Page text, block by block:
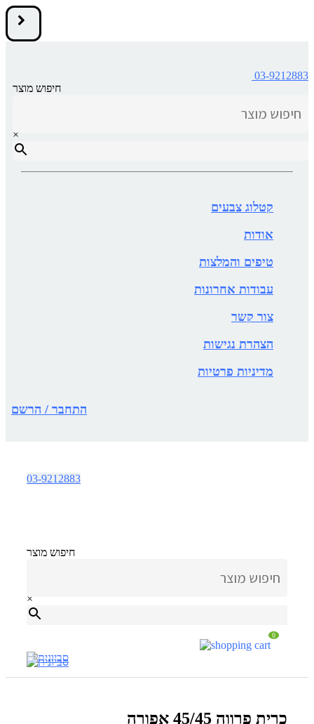
חיפוש מוצר
×
03-9212883
קטלוג צבעים
אודות
טיפים והמלצות
עבודות אחרונות
צור קשר
הצהרת נגישות
מדיניות פרטיות
התחבר / הרשם
03-9212883
חיפוש מוצר
×
0
כרית פרווה 45/45 אפורה